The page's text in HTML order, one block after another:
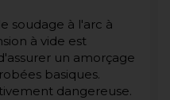
soudage à l'arc à
à vide est
un amorçage
basiques.
dangereuse.